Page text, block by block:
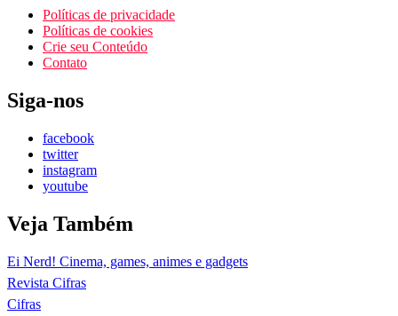
Políticas de privacidade
Políticas de cookies
Crie seu Conteúdo
Contato
Siga-nos
facebook
twitter
instagram
youtube
Veja Também
Ei Nerd! Cinema, games, animes e gadgets
Revista Cifras
Cifras